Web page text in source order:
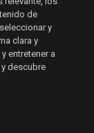
de
y
clara y
entretener a
descubre